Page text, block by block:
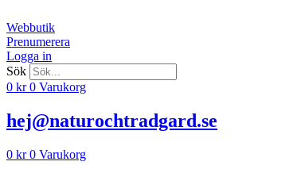
till
innehåll
Webbutik
Prenumerera
Logga in
Sök
0 kr 0 Varukorg
hej@naturochtradgard.se
0 kr 0 Varukorg